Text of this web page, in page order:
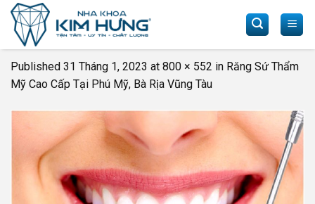
Skip
content
Published 31 Tháng 1, 2023 at 800 × 552 in Răng Sứ Thẩm
Mỹ Cao Cấp Tại Phú Mỹ, Bà Rịa Vũng Tàu